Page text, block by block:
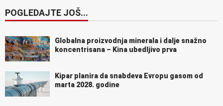
POGLEDAJTE JOŠ...
Globalna proizvodnja minerala i dalje snažno
koncentrisana – Kina ubedljivo prva
Kipar planira da snabdeva Evropu gasom od
marta 2028. godine